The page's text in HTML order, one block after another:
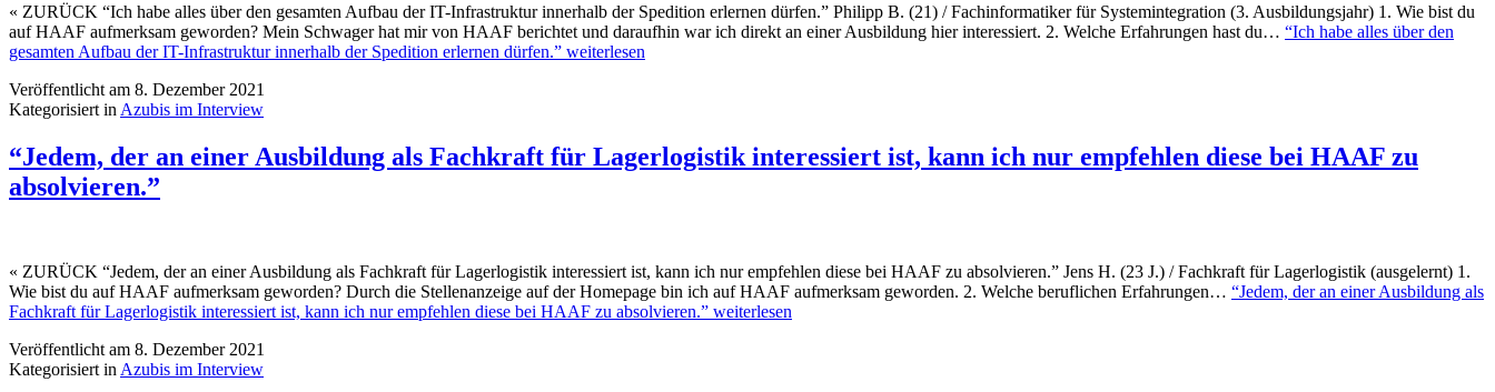
« ZURÜCK “Ich habe alles über den gesamten Aufbau der IT-Infrastruktur innerhalb der Spedition erlernen dürfen.” Philipp B. (21) / Fachinformatiker für Systemintegration (3. Ausbildungsjahr) 1. Wie bist du
auf HAAF aufmerksam geworden? Mein Schwager hat mir von HAAF berichtet und daraufhin war ich direkt an einer Ausbildung hier interessiert. 2. Welche Erfahrungen hast du… “Ich habe alles über den
gesamten Aufbau der IT-Infrastruktur innerhalb der Spedition erlernen dürfen.” weiterlesen
Veröffentlicht am 8. Dezember 2021
Kategorisiert in Azubis im Interview
“Jedem, der an einer Ausbildung als Fachkraft für Lagerlogistik interessiert ist, kann ich nur empfehlen diese bei HAAF zu
absolvieren.”
« ZURÜCK “Jedem, der an einer Ausbildung als Fachkraft für Lagerlogistik interessiert ist, kann ich nur empfehlen diese bei HAAF zu absolvieren.” Jens H. (23 J.) / Fachkraft für Lagerlogistik (ausgelernt) 1.
Wie bist du auf HAAF aufmerksam geworden? Durch die Stellenanzeige auf der Homepage bin ich auf HAAF aufmerksam geworden. 2. Welche beruflichen Erfahrungen… “Jedem, der an einer Ausbildung als
Fachkraft für Lagerlogistik interessiert ist, kann ich nur empfehlen diese bei HAAF zu absolvieren.” weiterlesen
Veröffentlicht am 8. Dezember 2021
Kategorisiert in Azubis im Interview